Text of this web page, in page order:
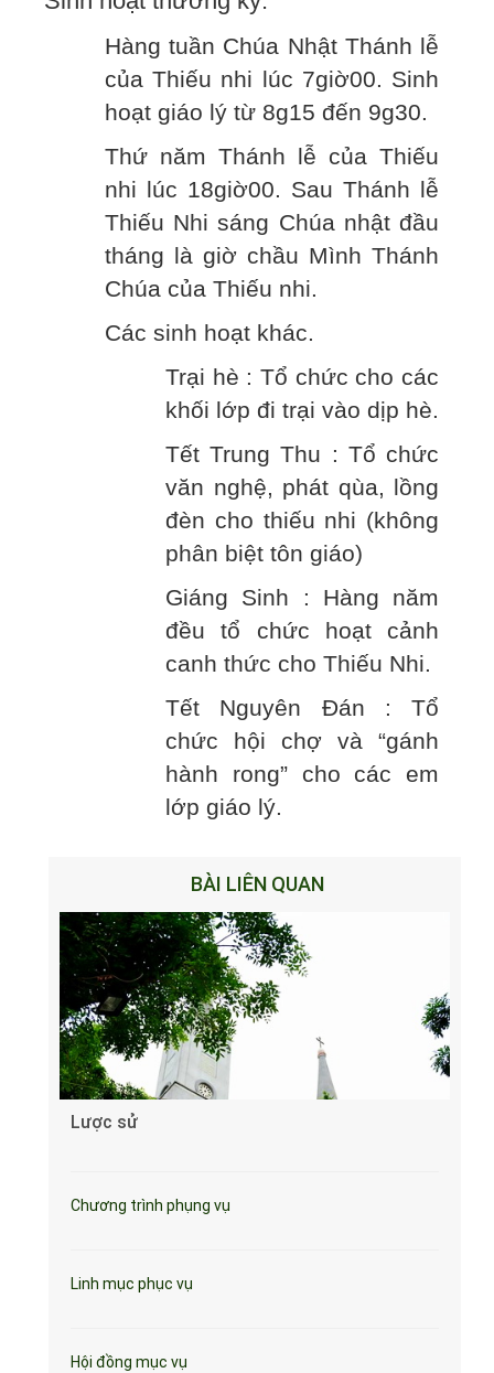
Hàng tuần Chúa Nhật Thánh lễ
của Thiếu nhi lúc 7giờ00. Sinh
hoạt giáo lý từ 8g15 đến 9g30.
Thứ năm Thánh lễ của Thiếu
nhi lúc 18giờ00. Sau Thánh lễ
Thiếu Nhi sáng Chúa nhật đầu
tháng là giờ chầu Mình Thánh
Chúa của Thiếu nhi.
Các sinh hoạt khác.
Trại hè : Tổ chức cho các
khối lớp đi trại vào dịp hè.
Tết Trung Thu : Tổ chức
văn nghệ, phát qùa, lồng
đèn cho thiếu nhi (không
phân biệt tôn giáo)
Giáng Sinh : Hàng năm
đều tổ chức hoạt cảnh
canh thức cho Thiếu Nhi.
Tết Nguyên Đán : Tổ
chức hội chợ và “gánh
hành rong” cho các em
lớp giáo lý.
BÀI LIÊN QUAN
Lược sử
Chương trình phụng vụ
Linh mục phục vụ
Hội đồng mục vụ